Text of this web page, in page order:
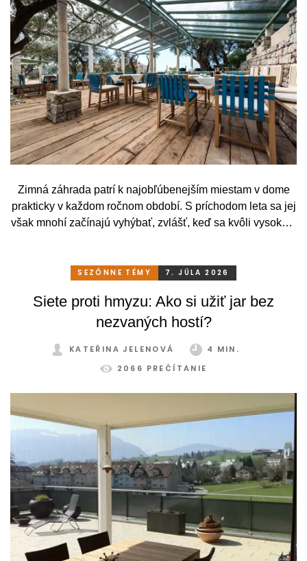
Zimná záhrada patrí k najobľúbenejším miestam v dome
prakticky v každom ročnom období. S príchodom leta sa jej
však mnohí začínajú vyhýbať, zvlášť, keď sa kvôli vysokým
stačí relatívne málo. So správnym, praktickým a šikovným
pohodlne a bez obmedzení po celý rok.
SEZÓNNE TÉMY 7. JÚLA 2026
Siete proti hmyzu: Ako si užiť jar bez
nezvaných hostí?
KATEŘINA JELENOVÁ
4 MIN.
2066 PREČÍTANIE